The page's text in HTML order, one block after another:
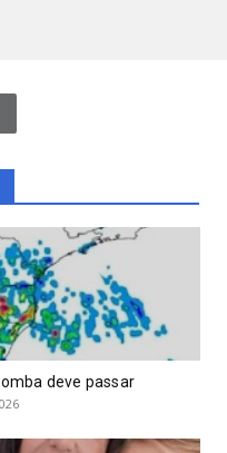
deve passar